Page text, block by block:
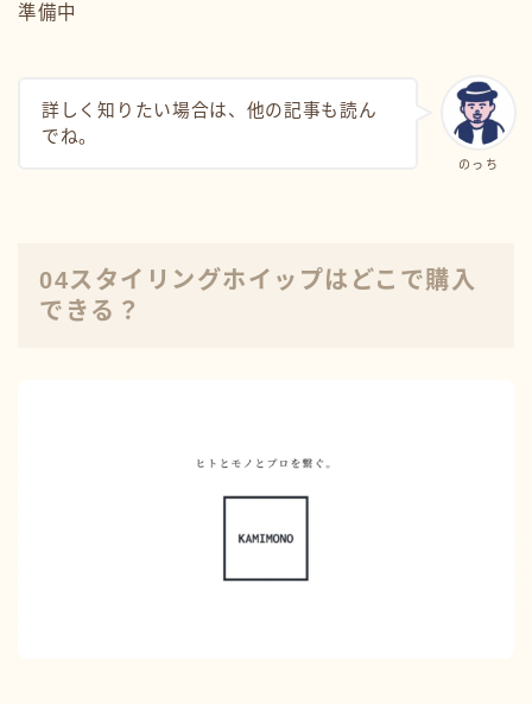
準備中
のっち
詳しく知りたい場合は、他の記事も読ん
でね。
04スタイリングホイップはどこで購入
できる？